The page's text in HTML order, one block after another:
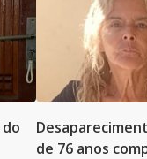
de 76 anos